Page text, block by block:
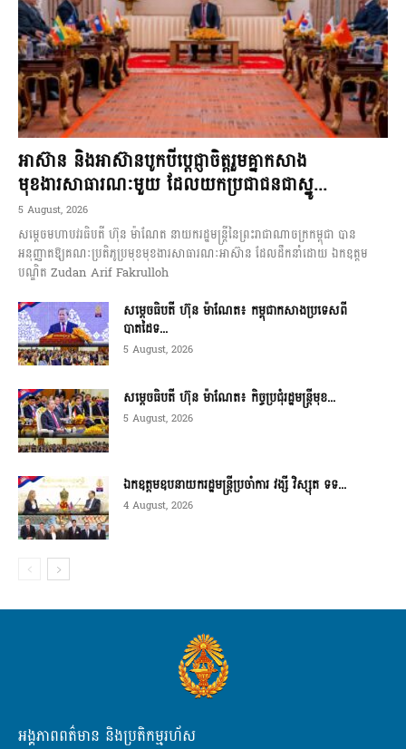
អាស៊ាន និងអាស៊ានបូកបីប្តេជ្ញាចិត្តរួមគ្នាកសាង
មុខងារសាធារណៈមួយ ដែលយកប្រជាជនជាស្នូ...
5 August, 2026
សម្តេចមហាបវរធិបតី ហ៊ុន ម៉ាណែត នាយករដ្ឋមន្ត្រីនៃព្រះរាជាណាចក្រកម្ពុជា បាន
អនុញ្ញាតឱ្យគណៈប្រតិភូប្រមុខមុខងារសាធារណៈអាស៊ាន ដែលដឹកនាំដោយ ឯកឧត្តម
បណ្ឌិត Zudan Arif Fakrulloh
សម្ដេចធិបតី ហ៊ុន ម៉ាណែត៖ កម្ពុជាកសាងប្រទេសពី
បាតដៃទ...
5 August, 2026
សម្ដេចធិបតី ហ៊ុន ម៉ាណែត៖ កិច្ចប្រជុំរដ្ឋមន្ត្រីមុខ...
5 August, 2026
ឯកឧត្តមឧបនាយករដ្ឋមន្ត្រីប្រចាំការ វង្សី វិស្សុត ទទ...
4 August, 2026
អង្គភាពពត៌មាន និងប្រតិកម្មរហ័ស